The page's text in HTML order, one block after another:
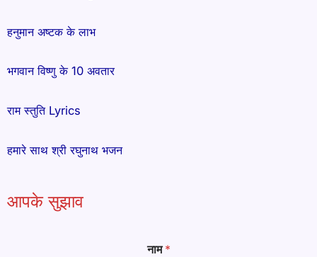
हनुमान अष्टक के लाभ
भगवान विष्णु के 10 अवतार
राम स्तुति Lyrics
हमारे साथ श्री रघुनाथ भजन
आपके सुझाव
नाम*